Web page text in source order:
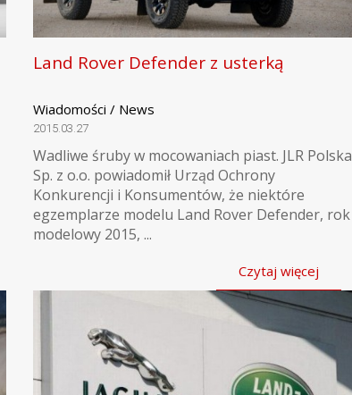
Land Rover Defender z usterką
Wiadomości / News
2015.03.27
Wadliwe śruby w mocowaniach piast. JLR Polska
Sp. z o.o. powiadomił Urząd Ochrony
Konkurencji i Konsumentów, że niektóre
egzemplarze modelu Land Rover Defender, rok
modelowy 2015, ...
Czytaj więcej